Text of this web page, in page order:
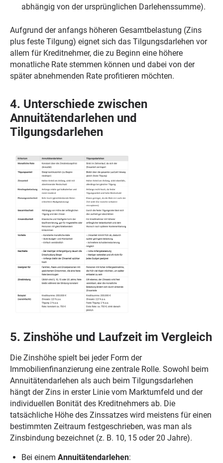
abhängig von der ursprünglichen Darlehenssumme).
Aufgrund der anfangs höheren Gesamtbelastung (Zins
plus feste Tilgung) eignet sich das Tilgungsdarlehen vor
allem für Kreditnehmer, die zu Beginn eine höhere
monatliche Rate stemmen können und dabei von der
später abnehmenden Rate profitieren möchten.
4. Unterschiede zwischen
Annuitätendarlehen und
Tilgungsdarlehen
5. Zinshöhe und Laufzeit im Vergleich
Die Zinshöhe spielt bei jeder Form der
Immobilienfinanzierung eine zentrale Rolle. Sowohl beim
Annuitätendarlehen als auch beim Tilgungsdarlehen
hängt der Zins in erster Linie vom Marktumfeld und der
individuellen Bonität des Kreditnehmers ab. Die
tatsächliche Höhe des Zinssatzes wird meistens für einen
bestimmten Zeitraum festgeschrieben, was man als
Zinsbindung bezeichnet (z. B. 10, 15 oder 20 Jahre).
Bei einemAnnuitätendarlehen: